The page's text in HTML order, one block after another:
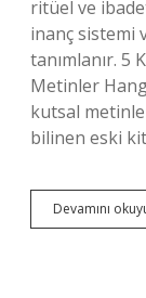
ritüel ve
inanç sistemi
tanımlanır. 5
Metinler
kutsal
bilinen eski
Devamını